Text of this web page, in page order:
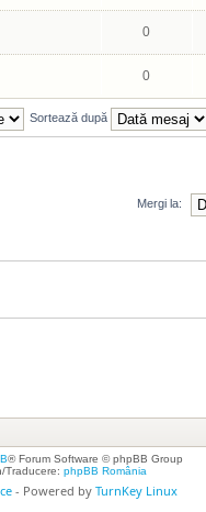
0
0
Sortează după
Mergi la:
® Forum Software © phpBB Group
Traducere: phpBB România
- Powered by TurnKey Linux